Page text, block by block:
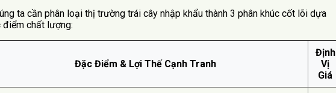
ta cần phân loại thị trường trái cây nhập khẩu thành 3 phân khúc cốt lõi dựa
điểm chất lượng:
Đặc Điểm & Lợi Thế Cạnh Tranh
Định
Vị
Giá